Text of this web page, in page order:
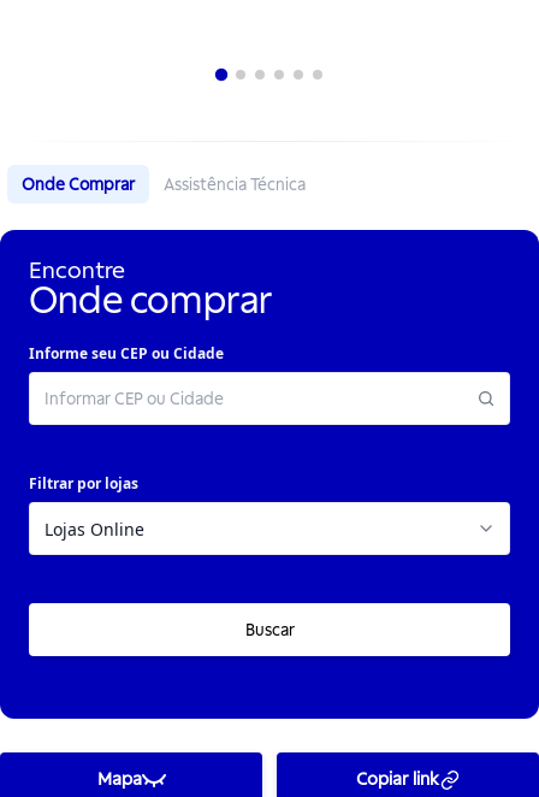
Onde Comprar Assistência Técnica
Encontre
Onde comprar
Informe seu CEP ou Cidade
Filtrar por lojas
Buscar
Mapa Copiar link